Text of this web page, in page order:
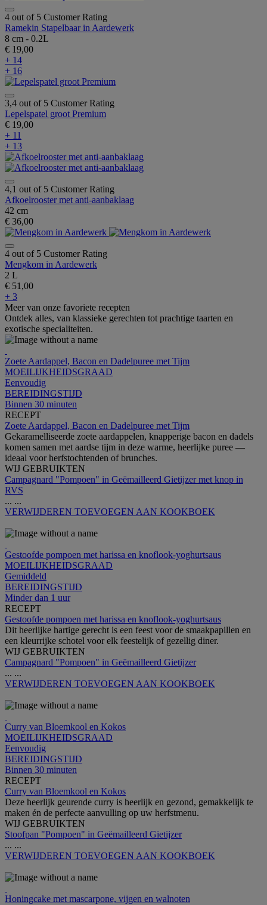
4 out of 5 Customer Rating
Ramekin Stapelbaar in Aardewerk
8 cm - 0.2L
€ 19,00
+ 14
+ 16
3,4 out of 5 Customer Rating
Lepelspatel groot Premium
€ 19,00
+ 11
+ 13
4,1 out of 5 Customer Rating
Afkoelrooster met anti-aanbaklaag
42 cm
€ 36,00
4 out of 5 Customer Rating
Mengkom in Aardewerk
2 L
€ 51,00
+ 3
Meer van onze favoriete recepten
Ontdek alles, van klassieke gerechten tot prachtige taarten en
exotische specialiteiten.
Zoete Aardappel, Bacon en Dadelpuree met Tijm
MOEILIJKHEIDSGRAAD
Eenvoudig
BEREIDINGSTIJD
Binnen 30 minuten
RECEPT
Zoete Aardappel, Bacon en Dadelpuree met Tijm
Gekaramelliseerde zoete aardappelen, knapperige bacon en dadels
komen samen met aardse tijm in deze warme, heerlijke puree —
ideaal voor herfstochtenden of brunches.
WIJ GEBRUIKTEN
Campagnard "Pompoen" in Geëmailleerd Gietijzer met knop in
RVS
... ...
VERWIJDEREN TOEVOEGEN AAN KOOKBOEK
Gestoofde pompoen met harissa en knoflook-yoghurtsaus
MOEILIJKHEIDSGRAAD
Gemiddeld
BEREIDINGSTIJD
Minder dan 1 uur
RECEPT
Gestoofde pompoen met harissa en knoflook-yoghurtsaus
Dit heerlijke hartige gerecht is een feest voor de smaakpapillen en
een kleurrijke schotel voor elk feestelijk of gezellig diner.
WIJ GEBRUIKTEN
Campagnard "Pompoen" in Geëmailleerd Gietijzer
... ...
VERWIJDEREN TOEVOEGEN AAN KOOKBOEK
Curry van Bloemkool en Kokos
MOEILIJKHEIDSGRAAD
Eenvoudig
BEREIDINGSTIJD
Binnen 30 minuten
RECEPT
Curry van Bloemkool en Kokos
Deze heerlijk geurende curry is heerlijk en gezond, gemakkelijk te
maken én de perfecte aanvulling op uw herfstmenu.
WIJ GEBRUIKTEN
Stoofpan "Pompoen" in Geëmailleerd Gietijzer
... ...
VERWIJDEREN TOEVOEGEN AAN KOOKBOEK
Honingcake met mascarpone, vijgen en walnoten